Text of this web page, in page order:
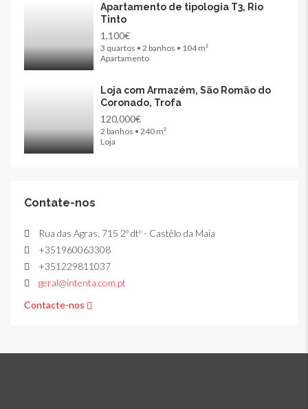
Apartamento de tipologia T3, Rio
Tinto
1,100€
3 quartos • 2 banhos • 104 m²
Apartamento
Loja com Armazém, São Romão do
Coronado, Trofa
120,000€
2 banhos • 240 m²
Loja
Contate-nos
Rua das Agras, 715 2º dtº - Castêlo da Maia
+351960063308
+351229811037
geral@intenta.com.pt
Contacte-nos